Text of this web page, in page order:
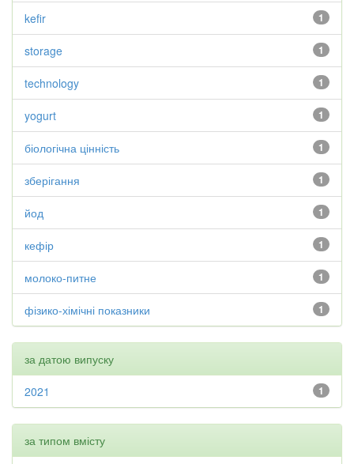
1
kefir
1
storage
1
technology
1
yogurt
1
біологічна цінність
1
зберігання
1
йод
1
кефір
1
молоко-питне
1
фізико-хімічні показники
за датою випуску
1
2021
за типом вмісту